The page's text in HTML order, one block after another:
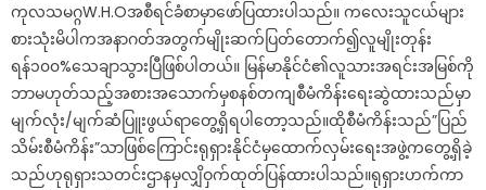
ကုလသမဂ္ဂW.H.Oအစီရင်ခံစာမှာဖော်ပြထားပါသည်။ ကလေးသူငယ်များ
စားသုံးမိပါကအနာဂတ်အတွက်မျိုးဆက်ပြတ်တောက်၍လူမျိုးတုန်း
ရန်၁၀၀%သေချာသွားပြီဖြစ်ပါတယ်။ မြန်မာနိုင်ငံ၏လူသားအရင်းအမြစ်ကို
ဘာမဟုတ်သည့်အစားအသောက်မှစနစ်တကျစီမံကိန်းရေးဆွဲထားသည်မှာ
မျက်လုံး/မျက်ဆံပြူးဖွယ်ရာတွေ့ရှိရပါတော့သည်။ထိုစီမံကိန်းသည်”ပြည်
သိမ်းစီမံကိန်း”သာဖြစ်ကြောင်းရုရှားနိုင်ငံမှထောက်လှမ်းရေးအဖွဲ့ကတွေ့ရှိခဲ့
သည်ဟုရုရှားသတင်းဌာနမှလျှိဝှက်ထုတ်ပြန်ထားပါသည်။ရုရှားဟက်ကာ